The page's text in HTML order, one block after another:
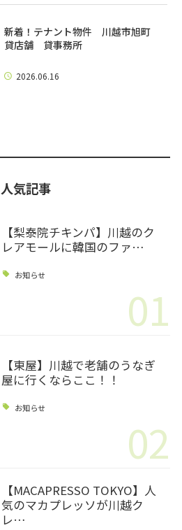
新着！テナント物件 川越市旭町
貸店舗 貸事務所
2026.06.16
人気記事
【梨泰院チキンパ】川越のク
レアモールに韓国のファ…
お知らせ
01
【東屋】川越で老舗のうなぎ
屋に行くならここ！！
お知らせ
02
【MACAPRESSO TOKYO】人
気のマカプレッソが川越ク
レ…